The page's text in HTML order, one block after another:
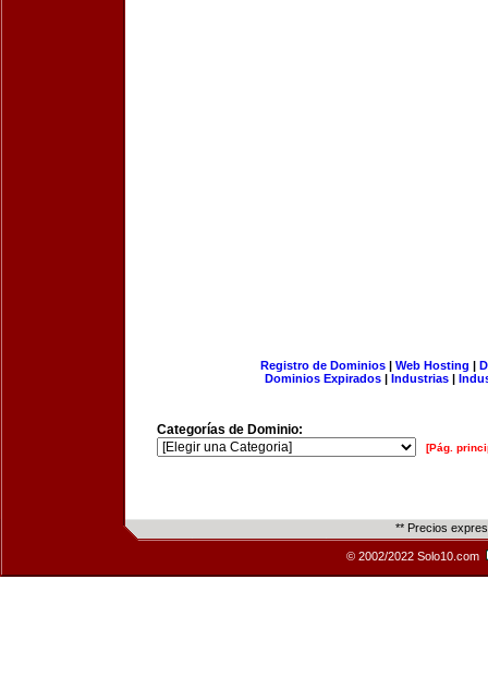
Registro de Dominios| Web Hosting |
Dominios Expirados | Industrias |
Categorías de Dominio:
[Pág.
** Precios
© 2002/2022 Solo10.com